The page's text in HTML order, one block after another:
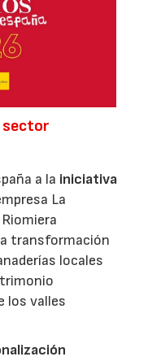
sector
a la iniciativa
La
transformación
locales
los valles